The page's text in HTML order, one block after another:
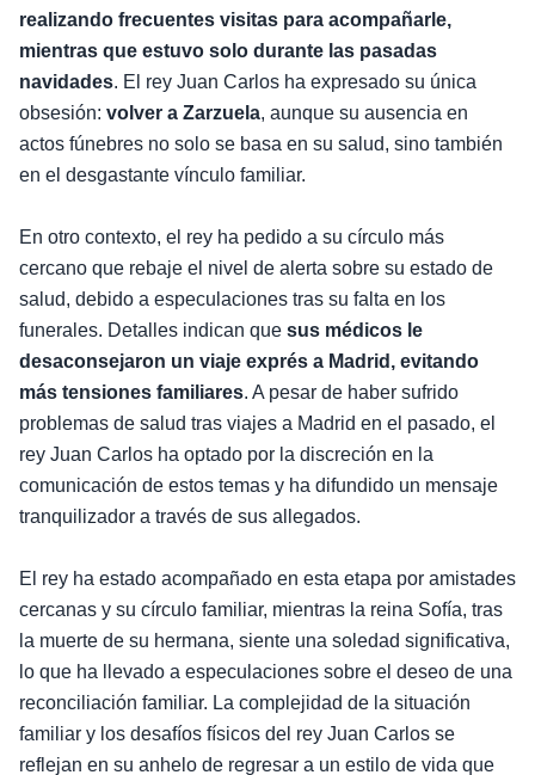
realizando frecuentes visitas para acompañarle,
mientras que estuvo solo durante las pasadas
navidades. El rey Juan Carlos ha expresado su única
obsesión: volver a Zarzuela, aunque su ausencia en
actos fúnebres no solo se basa en su salud, sino también
en el desgastante vínculo familiar.
En otro contexto, el rey ha pedido a su círculo más
cercano que rebaje el nivel de alerta sobre su estado de
salud, debido a especulaciones tras su falta en los
funerales. Detalles indican que sus médicos le
desaconsejaron un viaje exprés a Madrid, evitando
más tensiones familiares. A pesar de haber sufrido
problemas de salud tras viajes a Madrid en el pasado, el
rey Juan Carlos ha optado por la discreción en la
comunicación de estos temas y ha difundido un mensaje
tranquilizador a través de sus allegados.
El rey ha estado acompañado en esta etapa por amistades
cercanas y su círculo familiar, mientras la reina Sofía, tras
la muerte de su hermana, siente una soledad significativa,
lo que ha llevado a especulaciones sobre el deseo de una
reconciliación familiar. La complejidad de la situación
familiar y los desafíos físicos del rey Juan Carlos se
reflejan en su anhelo de regresar a un estilo de vida que